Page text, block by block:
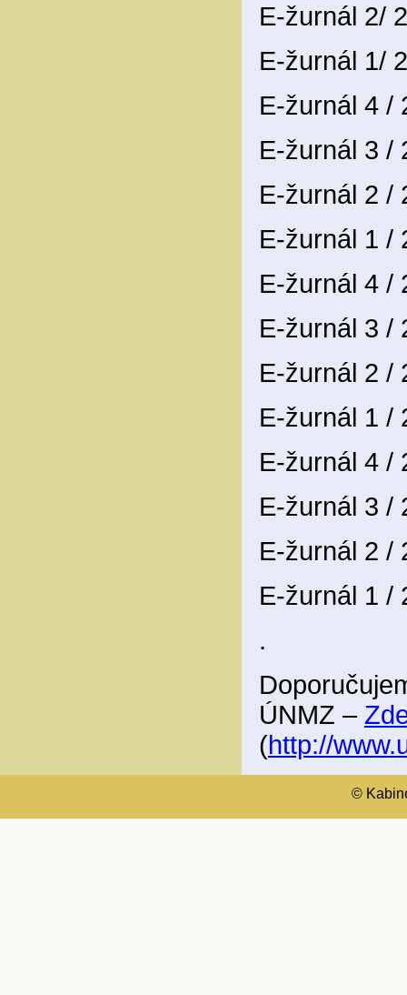
E-žurnál 2/
E-žurnál 1/
E-žurnál 4 /
E-žurnál 3 /
E-žurnál 2 /
E-žurnál 1 /
E-žurnál 4 /
E-žurnál 3 /
E-žurnál 2 /
E-žurnál 1 /
E-žurnál 4 /
E-žurnál 3 /
E-žurnál 2 /
E-žurnál 1 /
.
ÚNMZ –
(http://
©